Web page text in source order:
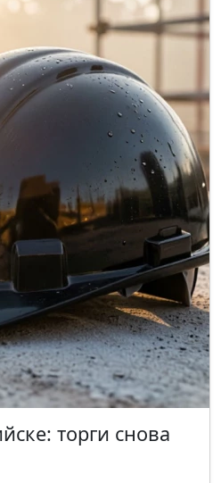
торги снова